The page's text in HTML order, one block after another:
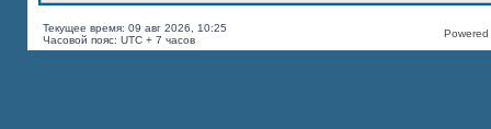
Текущее время: 09 авг 2026, 10:25
Часовой пояс: UTC + 7 часов